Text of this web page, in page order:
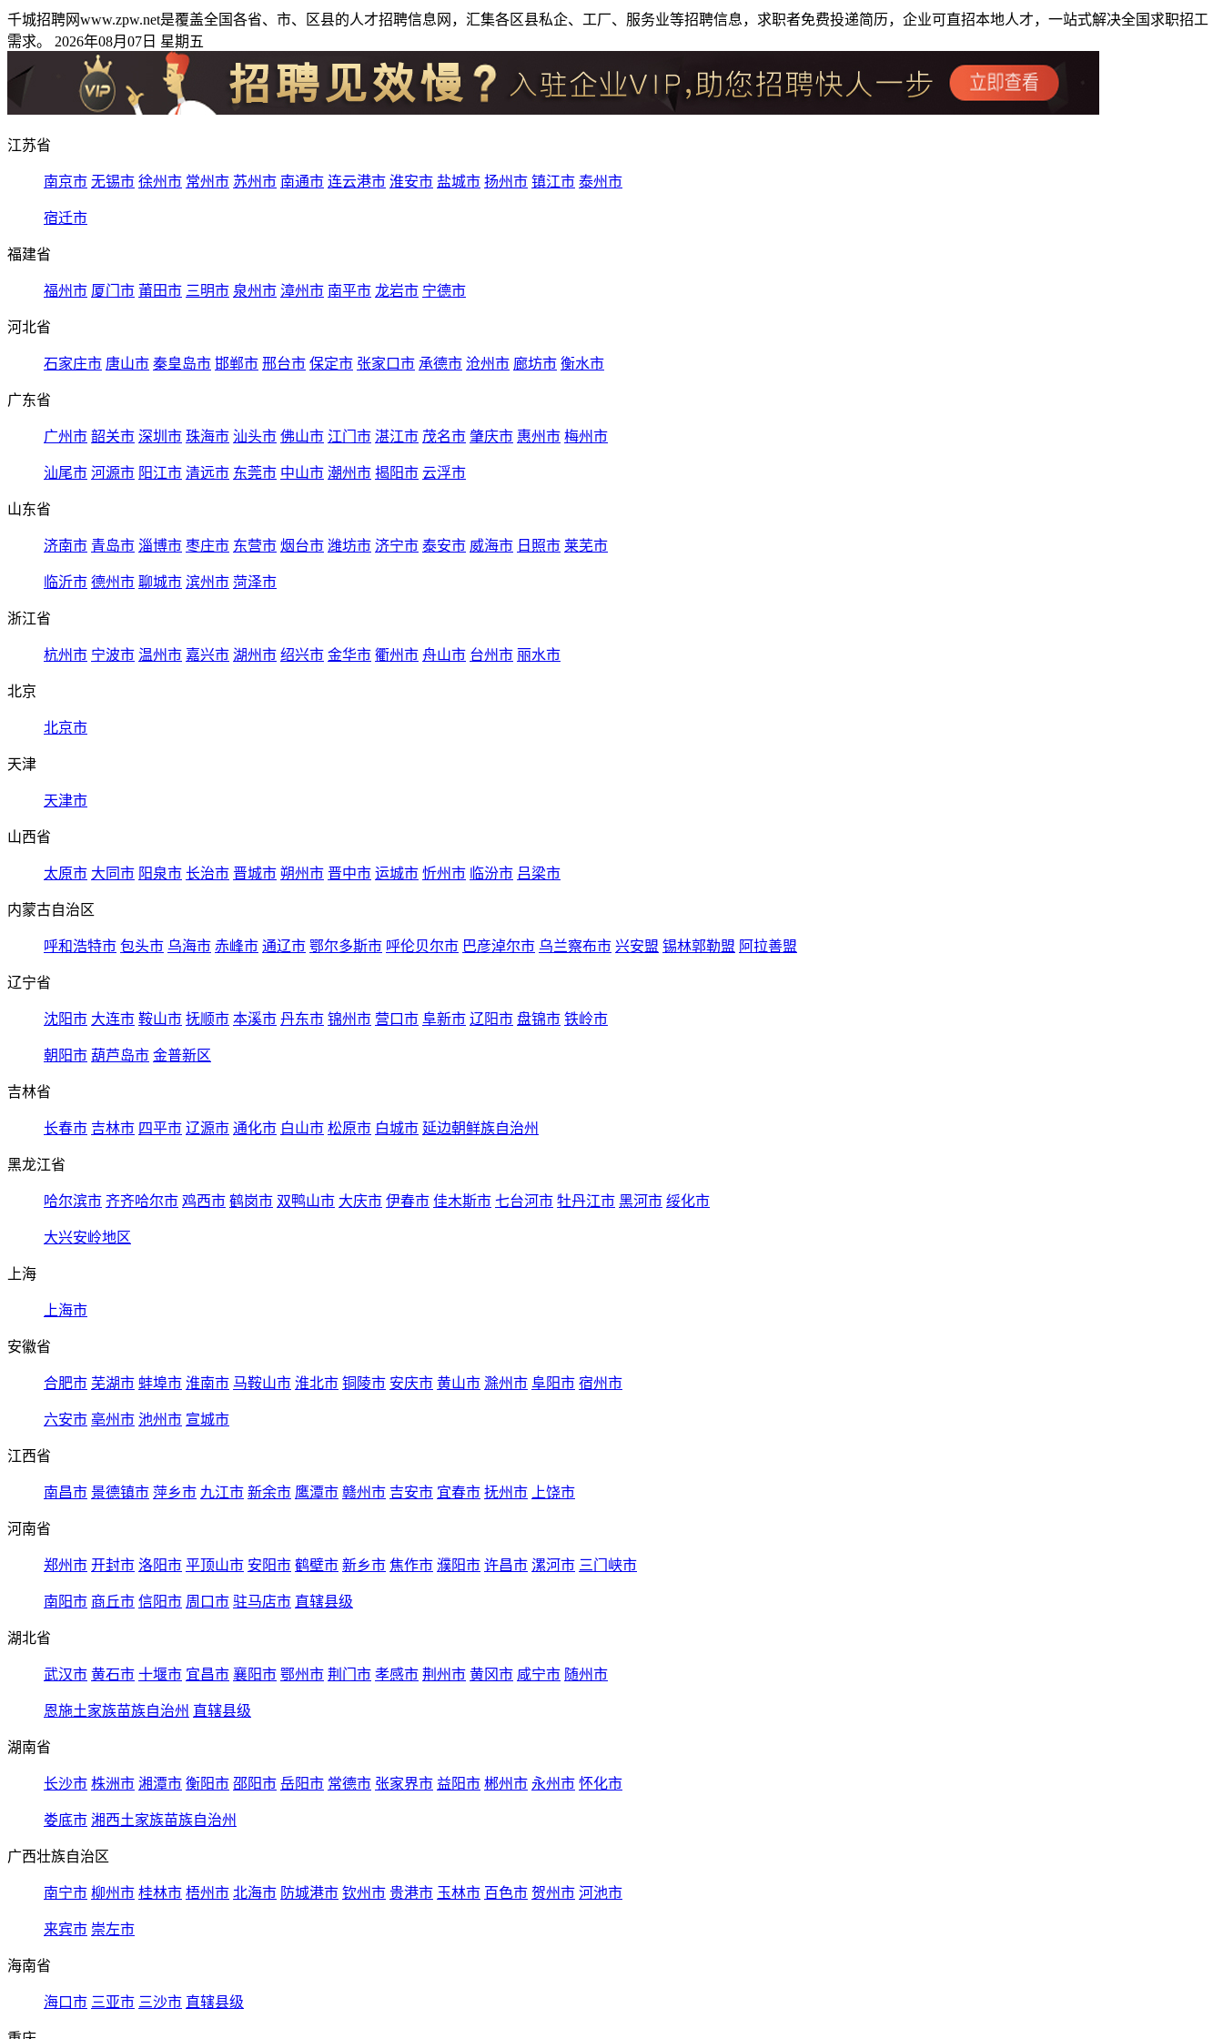
千城招聘网www.zpw.net是覆盖全国各省、市、区县的人才招聘信息网，汇集各区县私企、工厂、服务业等招聘信息，求职者免费投递简历，企业可直招本地人才，一站式解决全国求职招工
需求。 2026年08月07日 星期五
江苏省
南京市 无锡市 徐州市 常州市 苏州市 南通市 连云港市 淮安市 盐城市 扬州市 镇江市 泰州市
宿迁市
福建省
福州市 厦门市 莆田市 三明市 泉州市 漳州市 南平市 龙岩市 宁德市
河北省
石家庄市 唐山市 秦皇岛市 邯郸市 邢台市 保定市 张家口市 承德市 沧州市 廊坊市 衡水市
广东省
广州市 韶关市 深圳市 珠海市 汕头市 佛山市 江门市 湛江市 茂名市 肇庆市 惠州市 梅州市
汕尾市 河源市 阳江市 清远市 东莞市 中山市 潮州市 揭阳市 云浮市
山东省
济南市 青岛市 淄博市 枣庄市 东营市 烟台市 潍坊市 济宁市 泰安市 威海市 日照市 莱芜市
临沂市 德州市 聊城市 滨州市 菏泽市
浙江省
杭州市 宁波市 温州市 嘉兴市 湖州市 绍兴市 金华市 衢州市 舟山市 台州市 丽水市
北京
北京市
天津
天津市
山西省
太原市 大同市 阳泉市 长治市 晋城市 朔州市 晋中市 运城市 忻州市 临汾市 吕梁市
内蒙古自治区
呼和浩特市 包头市 乌海市 赤峰市 通辽市 鄂尔多斯市 呼伦贝尔市 巴彦淖尔市 乌兰察布市 兴安盟 锡林郭勒盟 阿拉善盟
辽宁省
沈阳市 大连市 鞍山市 抚顺市 本溪市 丹东市 锦州市 营口市 阜新市 辽阳市 盘锦市 铁岭市
朝阳市 葫芦岛市 金普新区
吉林省
长春市 吉林市 四平市 辽源市 通化市 白山市 松原市 白城市 延边朝鲜族自治州
黑龙江省
哈尔滨市 齐齐哈尔市 鸡西市 鹤岗市 双鸭山市 大庆市 伊春市 佳木斯市 七台河市 牡丹江市 黑河市 绥化市
大兴安岭地区
上海
上海市
安徽省
合肥市 芜湖市 蚌埠市 淮南市 马鞍山市 淮北市 铜陵市 安庆市 黄山市 滁州市 阜阳市 宿州市
六安市 亳州市 池州市 宣城市
江西省
南昌市 景德镇市 萍乡市 九江市 新余市 鹰潭市 赣州市 吉安市 宜春市 抚州市 上饶市
河南省
郑州市 开封市 洛阳市 平顶山市 安阳市 鹤壁市 新乡市 焦作市 濮阳市 许昌市 漯河市 三门峡市
南阳市 商丘市 信阳市 周口市 驻马店市 直辖县级
湖北省
武汉市 黄石市 十堰市 宜昌市 襄阳市 鄂州市 荆门市 孝感市 荆州市 黄冈市 咸宁市 随州市
恩施土家族苗族自治州 直辖县级
湖南省
长沙市 株洲市 湘潭市 衡阳市 邵阳市 岳阳市 常德市 张家界市 益阳市 郴州市 永州市 怀化市
娄底市 湘西土家族苗族自治州
广西壮族自治区
南宁市 柳州市 桂林市 梧州市 北海市 防城港市 钦州市 贵港市 玉林市 百色市 贺州市 河池市
来宾市 崇左市
海南省
海口市 三亚市 三沙市 直辖县级